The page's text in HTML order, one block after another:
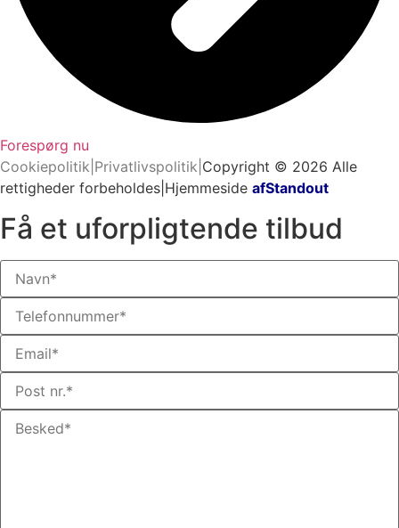
Forespørg nu
Cookiepolitik Privatlivspolitik Copyright © 2026 Alle
rettigheder forbeholdes Hjemmeside afStandout
Få et uforpligtende tilbud